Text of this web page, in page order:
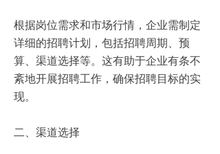
根据岗位需求和市场行情，企业需制定
详细的招聘计划，包括招聘周期、预
算、渠道选择等。这有助于企业有条不
紊地开展招聘工作，确保招聘目标的实
现。
二、渠道选择